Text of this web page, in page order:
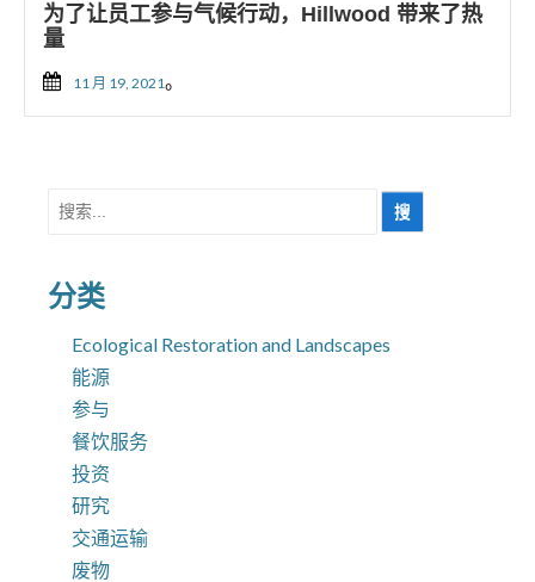
为了让员工参与气候行动，Hillwood 带来了热
量
11 月 19, 2021。
搜
分类
Ecological Restoration and Landscapes
能源
参与
餐饮服务
投资
研究
交通运输
废物